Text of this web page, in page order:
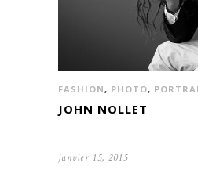
FASHION, PHOTO,
JOHN NOLLET
janvier 15, 2015